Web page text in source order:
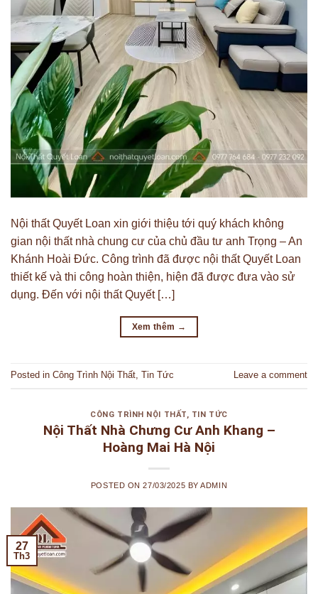
Nội thất Quyết Loan xin giới thiệu tới quý khách không
gian nội thất nhà chung cư của chủ đầu tư anh Trọng – An
Khánh Hoài Đức. Công trình đã được nội thất Quyết Loan
thiết kế và thi công hoàn thiện, hiện đã được đưa vào sử
dụng. Đến với nội thất Quyết […]
Xem thêm →
Posted in Công Trình Nội Thất Tin Tức Leave a comment
CÔNG TRÌNH NỘI THẤT, TIN TỨC
Nội Thất Nhà Chưng Cư Anh Khang –
Hoàng Mai Hà Nội
POSTED ON27/03/2025 BYADMIN
27
Th3